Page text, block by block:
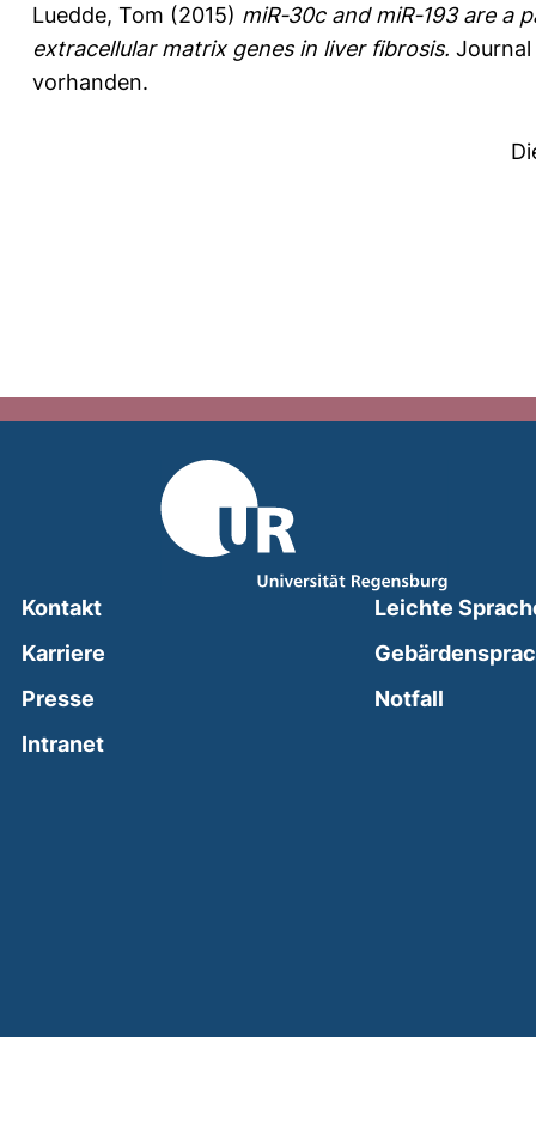
Luedde, Tom (2015) miR‐30c and miR‐193 are
extracellular matrix genes in liver fibrosis.
vorhanden.
Kontakt
Karriere
Presse
Intranet(external link, opens in a new window)
Leichte
Notfall